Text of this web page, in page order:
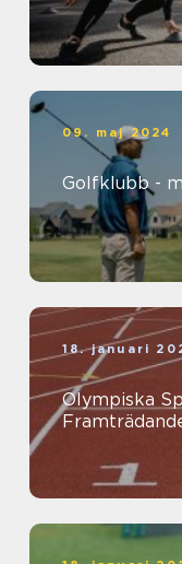
09. maj 2024
Golfklubb -
18. januari
Olympiska